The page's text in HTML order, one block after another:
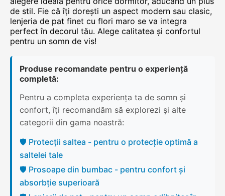
de stil. Fie că îți dorești un aspect modern sau clasic,
lenjeria de pat finet cu flori maro se va integra
perfect în decorul tău. Alege calitatea și confortul
pentru un somn de vis!
Produse recomandate pentru o experiență
completă:
Pentru a completa experiența ta de somn și
confort, îți recomandăm să explorezi și alte
categorii din gama noastră:
🛡️ Protecții saltea - pentru o protecție optimă a
saltelei tale
🛡️ Prosoape din bumbac - pentru confort și
absorbție superioară